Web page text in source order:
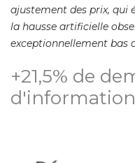
ajustement des prix, qui
la hausse artificielle
exceptionnellement bas
+21,5% de